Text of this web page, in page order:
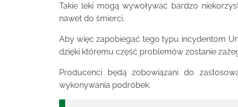
Takie leki mogą wywoływać bardzo
nawet do śmierci.
Aby więc zapobiegać tego typu incydentom
dzięki któremu część problemów zostanie
Producenci będą zobowiązani do
wykonywania podróbek.